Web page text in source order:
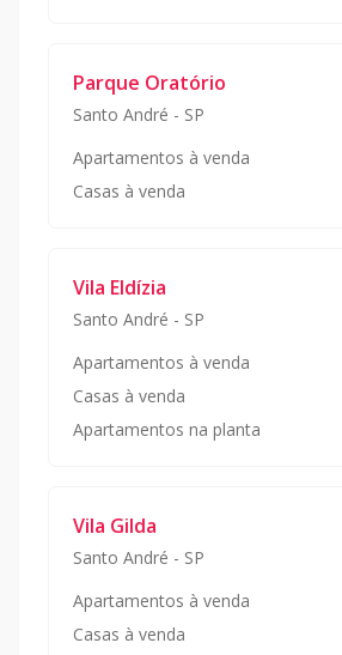
Parque Oratório
Santo André - SP
Apartamentos à venda
Casas à venda
Vila Eldízia
Santo André - SP
Apartamentos à venda
Casas à venda
Apartamentos na planta
Vila Gilda
Santo André - SP
Apartamentos à venda
Casas à venda